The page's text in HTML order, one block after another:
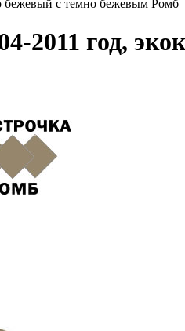
бежевый с темно бежевым Ромб
2011 год,